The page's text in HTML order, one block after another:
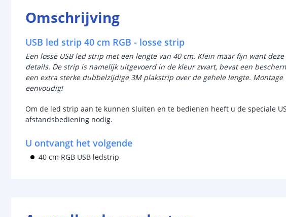
Omschrijving
USB led strip 40 cm RGB - losse strip
Een losse USB led strip met een lengte van 40 cm. Klein maar fijn want
details. De strip is namelijk uitgevoerd in de kleur zwart, bevat een
een extra sterke dubbelzijdige 3M plakstrip over de gehele lengte.
eenvoudig!
Om de led strip aan te kunnen sluiten en te bedienen heeft u de speciale
afstandsbediening nodig.
U ontvangt het volgende
40 cm RGB USB ledstrip